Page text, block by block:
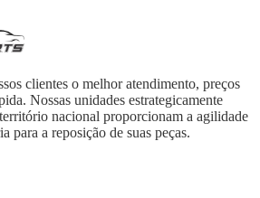
clientes o melhor atendimento, preços
Nossas unidades estrategicamente
nacional proporcionam a agilidade
para a reposição de suas peças.